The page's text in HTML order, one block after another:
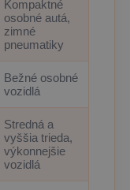
Kompaktné
osobné autá,
zimné
pneumatiky
Bežné osobné
vozidlá
Stredná a
vyššia trieda,
výkonnejšie
vozidlá